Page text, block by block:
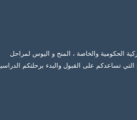
الحكومية والخاصة ، المنح و اليوس لمراحل
تساعدكم على القبول والبدء برحلتكم